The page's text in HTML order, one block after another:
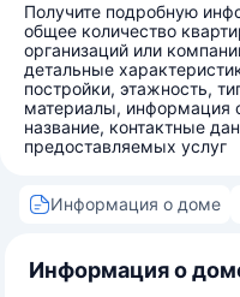
Получите подробную
общее количество
организаций или
детальные
постройки, этажность,
материалы, информация
название, контактные
предоставляемых услуг
Информация о доме
Информация о